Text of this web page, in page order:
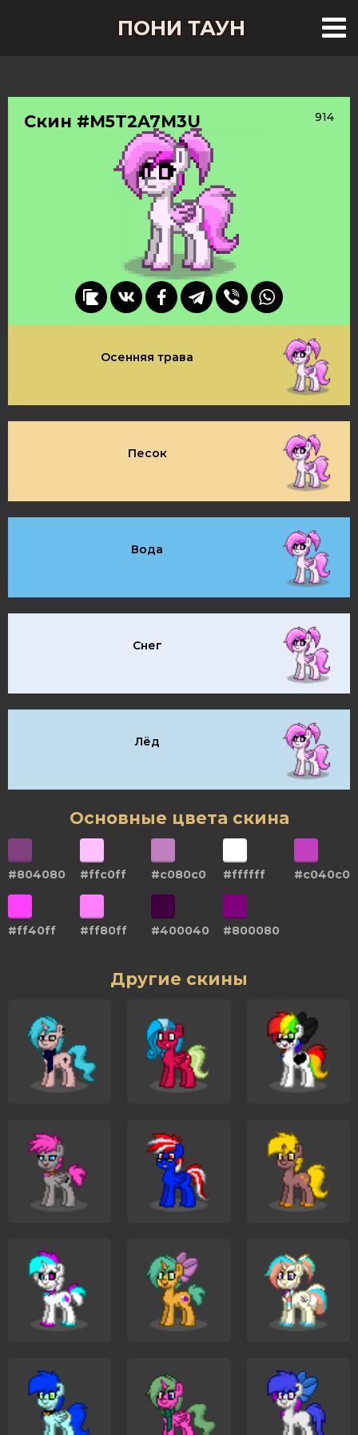
ПОНИ ТАУН
Скин #M5T2A7M3U 914
Осенняя трава
Песок
Вода
Снег
Лёд
Основные цвета скина
#804080 #ffc0ff #c080c0 #ffffff #c040c0
#ff40ff #ff80ff #400040 #800080
Другие скины